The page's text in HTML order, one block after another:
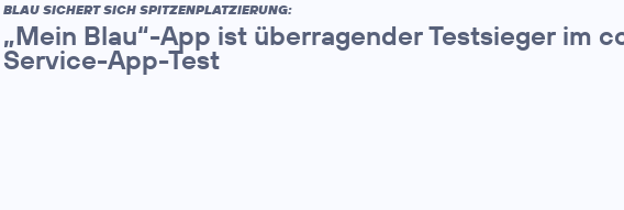
BLAU SICHERT SICH SPITZENPLATZIERUNG:
„Mein Blau“-App ist überragender Testsieger im
Service-App-Test